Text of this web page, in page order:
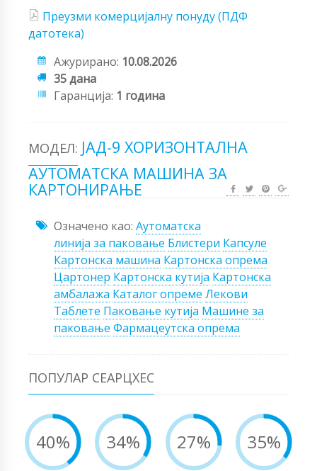
Преузми комерцијалну понуду (ПДФ
датотека)
Ажурирано: 10.08.2026
35 дана
Гаранција: 1 година
МОДЕЛ: ЈАД-9 ХОРИЗОНТАЛНА
АУТОМАТСКА МАШИНА ЗА
КАРТОНИРАЊЕ
Означено као: Аутоматска
линија за паковање Блистери Капсуле
Картонска машина Картонска опрема
Цартонер Картонска кутија Картонска
амбалажа Каталог опреме Лекови
Таблете Паковање кутија Машине за
паковање Фармацеутска опрема
ПОПУЛАР СЕАРЦХЕС
40% 34% 27% 35%